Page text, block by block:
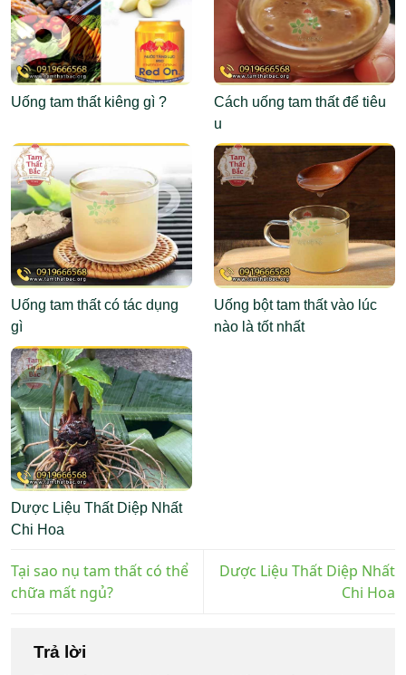
Uống tam thất kiêng gì ?
Cách uống tam thất để tiêu
u
Uống tam thất có tác dụng
gì
Uống bột tam thất vào lúc
nào là tốt nhất
Dược Liệu Thất Diệp Nhất
Chi Hoa
Tại sao nụ tam thất có thể
chữa mất ngủ?
Dược Liệu Thất Diệp Nhất
Chi Hoa
Trả lời